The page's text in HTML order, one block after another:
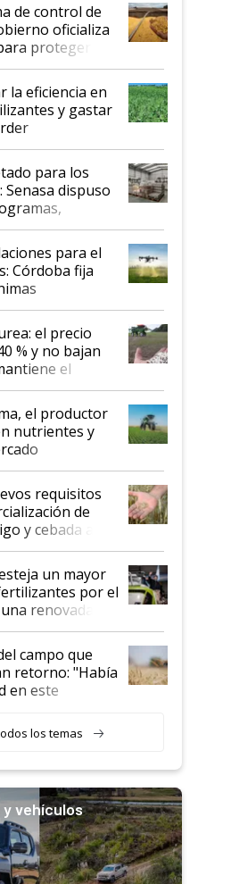
de control de
oficializa
proteger la
la eficiencia en
y gastar
en la campaña
para los
dispuso
e
para el
Córdoba fija
el precio
% y no bajan
el
Oriente
el productor
nutrientes y
requisitos
de
y cebada a
un mayor
por el
renovada
productores”
campo que
retorno: "Había
en este
los temas
y vehículos